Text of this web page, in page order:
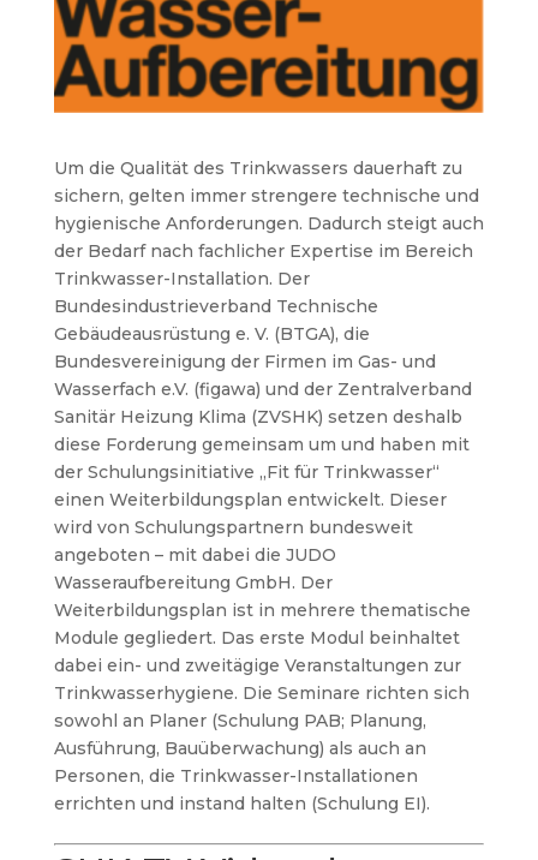
Um die Qualität des Trinkwassers dauerhaft zu
sichern, gelten immer strengere technische und
hygienische Anforderungen. Dadurch steigt auch
der Bedarf nach fachlicher Expertise im Bereich
Trinkwasser-Installation. Der
Bundesindustrieverband Technische
Gebäudeausrüstung e. V. (BTGA), die
Bundesvereinigung der Firmen im Gas- und
Wasserfach e.V. (figawa) und der Zentralverband
Sanitär Heizung Klima (ZVSHK) setzen deshalb
diese Forderung gemeinsam um und haben mit
der Schulungsinitiative „Fit für Trinkwasser“
einen Weiterbildungsplan entwickelt. Dieser
wird von Schulungspartnern bundesweit
angeboten – mit dabei die JUDO
Wasseraufbereitung GmbH. Der
Weiterbildungsplan ist in mehrere thematische
Module gegliedert. Das erste Modul beinhaltet
dabei ein- und zweitägige Veranstaltungen zur
Trinkwasserhygiene. Die Seminare richten sich
sowohl an Planer (Schulung PAB; Planung,
Ausführung, Bauüberwachung) als auch an
Personen, die Trinkwasser-Installationen
errichten und instand halten (Schulung EI).